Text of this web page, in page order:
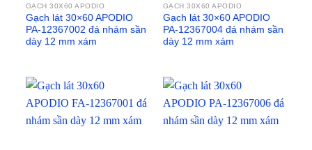
GẠCH 30X60 APODIO
Gạch lát 30×60 APODIO
PA-12367002 đá nhám sần
dày 12 mm xám
GẠCH 30X60 APODIO
Gạch lát 30×60 APODIO
PA-12367004 đá nhám sần
dày 12 mm xám